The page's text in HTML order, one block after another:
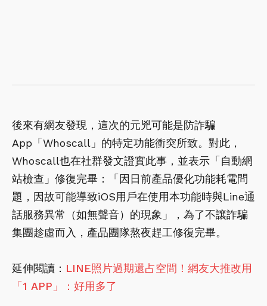
後來有網友發現，這次的元兇可能是防詐騙
App「Whoscall」的特定功能衝突所致。對此，
Whoscall也在社群發文證實此事，並表示「自動網
站檢查」修復完畢：「因日前產品優化功能耗電問
題，因故可能導致iOS用戶在使用本功能時與Line通
話服務異常（如無聲音）的現象」，為了不讓詐騙
集團趁虛而入，產品團隊熬夜趕工修復完畢。
延伸閱讀： LINE照片過期還占空間！網友大推改用
「1 APP」：好用多了